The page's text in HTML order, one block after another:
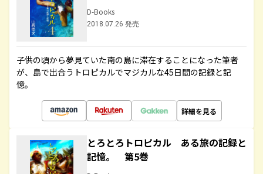
D-Books
2018.07.26 発売
子供の頃から夢見ていた南の島に滞在することになった筆者
が、島で出合うトロピカルでマジカルな45日間の記録と記
憶。
詳細を見る
とろとろトロピカル ある旅の記録と
記憶。 第5巻